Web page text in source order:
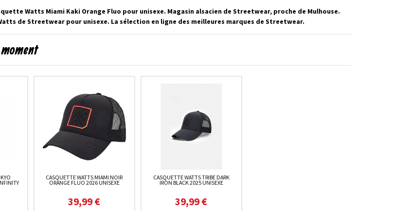
Watts Miami Kaki Orange Fluo pour unisexe. Magasin alsacien de Streetwear, proche de Mulhouse.
de Streetwear pour unisexe. La sélection en ligne des meilleures marques de Streetwear.
CASQUETTE WATTS MIAMI NOIR
ORANGE FLUO 2026 UNISEXE
39,99 €
CASQUETTE WATTS TRIBE DARK
IRON BLACK 2025 UNISEXE
39,99 €